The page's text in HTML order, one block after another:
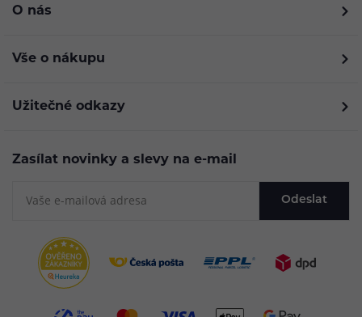
O nás
Vše o nákupu
Užitečné odkazy
Zasílat novinky a slevy na e-mail
Odeslat